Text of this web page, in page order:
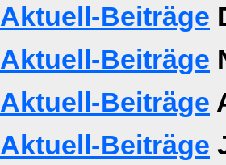
Aktuell-Beiträge
Aktuell-Beiträge
Aktuell-Beiträge
Aktuell-Beiträge